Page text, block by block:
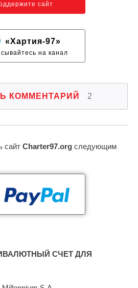
сайт
«Хартия-97»
на канал
КОММЕНТАРИЙ 2
сайт Charter97.org следующим
СЧЕТ ДЛЯ